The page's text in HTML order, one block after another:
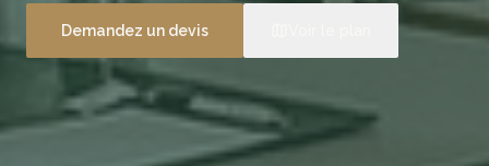
Demandez un devis